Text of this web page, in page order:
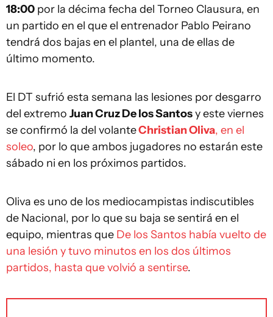
18:00 por la décima fecha del Torneo Clausura, en
un partido en el que el entrenador Pablo Peirano
tendrá dos bajas en el plantel, una de ellas de
último momento.
El DT sufrió esta semana las lesiones por desgarro
del extremo Juan Cruz De los Santosy este viernes
se confirmó la del volanteChristian Oliva, en el
soleo, por lo que ambos jugadores no estarán este
sábado ni en los próximos partidos.
Oliva es uno de los mediocampistas indiscutibles
de Nacional, por lo que su baja se sentirá en el
equipo, mientras que De los Santos había vuelto de
una lesión y tuvo minutos en los dos últimos
partidos, hasta que volvió a sentirse.